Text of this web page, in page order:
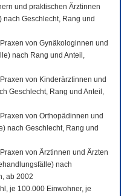
und praktischen Ärztinnen
Geschlecht, Rang und
von Gynäkologinnen und
nach Rang und Anteil,
von Kinderärztinnen und
Geschlecht, Rang und Anteil,
von Orthopädinnen und
nach Geschlecht, Rang und
von Ärztinnen und Ärzten
nach
ab 2002
je 100.000 Einwohner, je